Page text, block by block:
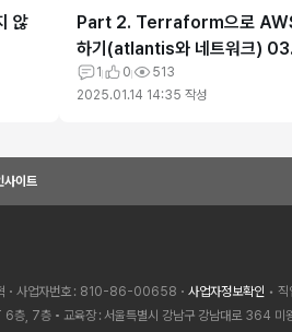
않
Part 2. Terraform으로
하기(atlantis와 네트워크)
성하기 04. atlantis를 활용
workf
1 0
513
2025.01.14 14:35 작성
사이트
사업자번호 810-86-00658 사업자정보확인 •
6층, 7층
교육장 서울특별시 강남구 강남대로 364 미